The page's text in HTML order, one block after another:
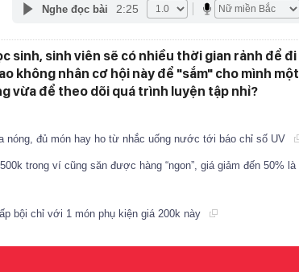
Nghe đọc bài 2:25
sinh, sinh viên sẽ có nhiều thời gian rảnh để đi
không nhân cơ hội này để "sắm" cho mình một
vừa để theo dõi quá trình luyện tập nhỉ?
đủ món hay ho từ nhắc uống nước tới báo chỉ số UV
trong ví cũng săn được hàng “ngon”, giá giảm đến 50% là
bội chỉ với 1 món phụ kiện giá 200k này